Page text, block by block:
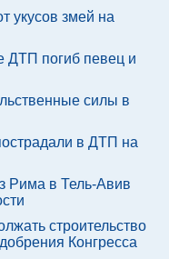
укусов змей на
ДТП погиб певец и
силы в
в ДТП на
Рима в Тель-Авив
строительство
Конгресса